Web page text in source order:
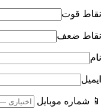
نقاط قوت
نقاط ضعف
نام
ایمیل
📱 شماره موبایل